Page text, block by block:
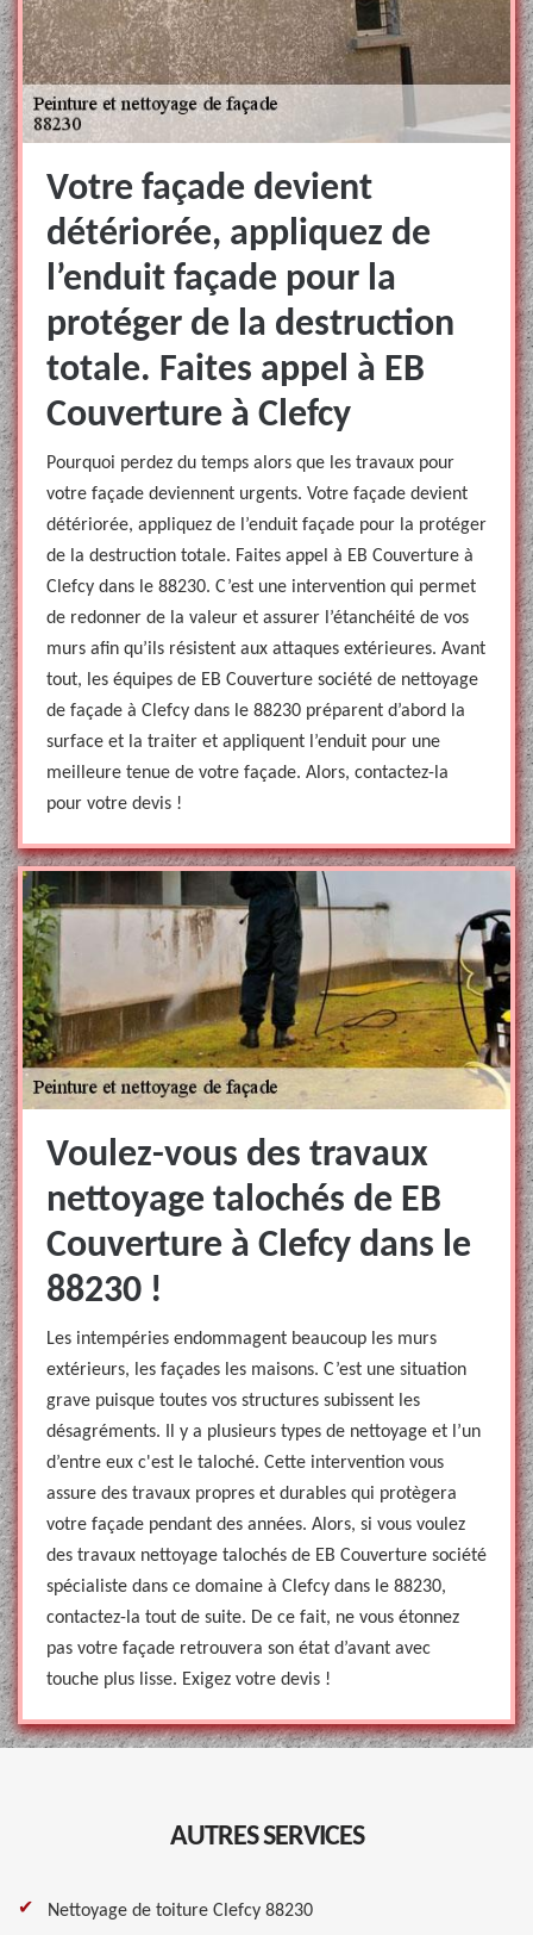
Votre façade devient
détériorée, appliquez de
l’enduit façade pour la
protéger de la destruction
totale. Faites appel à EB
Couverture à Clefcy
Pourquoi perdez du temps alors que les travaux pour
votre façade deviennent urgents. Votre façade devient
détériorée, appliquez de l’enduit façade pour la protéger
de la destruction totale. Faites appel à EB Couverture à
Clefcy dans le 88230. C’est une intervention qui permet
de redonner de la valeur et assurer l’étanchéité de vos
murs afin qu’ils résistent aux attaques extérieures. Avant
tout, les équipes de EB Couverture société de nettoyage
de façade à Clefcy dans le 88230 préparent d’abord la
surface et la traiter et appliquent l’enduit pour une
meilleure tenue de votre façade. Alors, contactez-la
pour votre devis !
Voulez-vous des travaux
nettoyage talochés de EB
Couverture à Clefcy dans le
88230 !
Les intempéries endommagent beaucoup les murs
extérieurs, les façades les maisons. C’est une situation
grave puisque toutes vos structures subissent les
désagréments. Il y a plusieurs types de nettoyage et l’un
d’entre eux c'est le taloché. Cette intervention vous
assure des travaux propres et durables qui protègera
votre façade pendant des années. Alors, si vous voulez
des travaux nettoyage talochés de EB Couverture société
spécialiste dans ce domaine à Clefcy dans le 88230,
contactez-la tout de suite. De ce fait, ne vous étonnez
pas votre façade retrouvera son état d’avant avec
touche plus lisse. Exigez votre devis !
AUTRES SERVICES
Nettoyage de toiture Clefcy 88230